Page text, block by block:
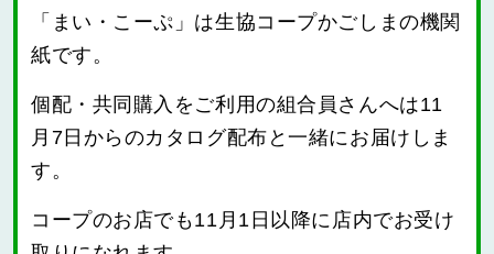
「まい・こーぷ」は生協コープかごしまの機関
紙です。
個配・共同購入をご利用の組合員さんへは11
月7日からのカタログ配布と一緒にお届けしま
す。
コープのお店でも11月1日以降に店内でお受け